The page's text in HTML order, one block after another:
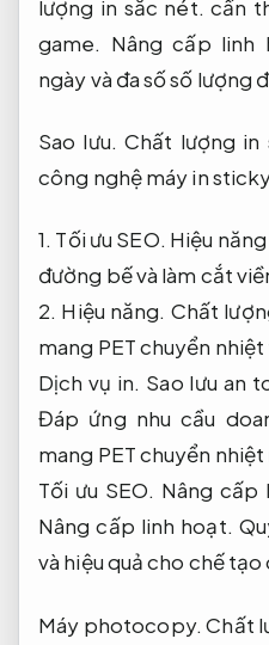
lượng in sắc nét. cần
game. Nâng cấp linh
ngày và đa số số lượng
Sao lưu. Chất lượng in
công nghệ máy in
1. Tối ưu SEO. Hiệu
đường bế và làm cắt
2. Hiệu năng. Chất
mang PET chuyển
Dịch vụ in. Sao lưu an
Đáp ứng nhu cầu
mang PET chuyển
Tối ưu SEO. Nâng cấp
Nâng cấp linh hoạt.
và hiệu quả cho chế tạo
Máy photocopy. Chất